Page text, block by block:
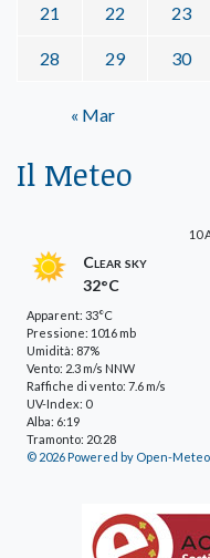
21 22 23
28 29 30
« Mar
Il Meteo
10
Clear sky
32°C
Apparent: 33°C
Pressione: 1016 mb
Umidità: 87%
Vento: 2.3 m/s NNW
Raffiche di vento: 7.6 m/s
UV-Index: 0
Alba: 6:19
Tramonto: 20:28
© 2026 Powered by Open-Meteo